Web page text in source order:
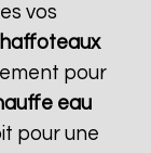
vos
pour
eau
pour une